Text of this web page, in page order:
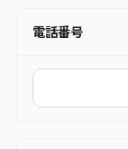
電話番号